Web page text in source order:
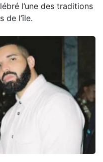
l’une des traditions
de l’île.